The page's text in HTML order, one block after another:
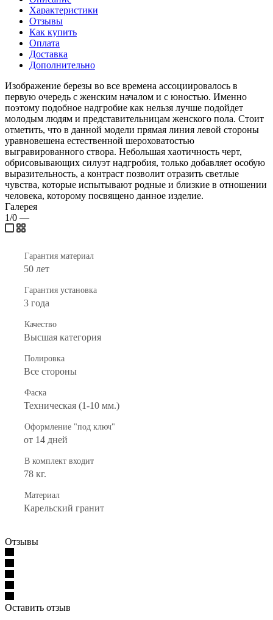
Характеристики
Отзывы
Как купить
Оплата
Доставка
Дополнительно
Изображение березы во все времена ассоциировалось в
первую очередь с женским началом и с юностью. Именно
поэтому подобное надгробие как нельзя лучше подойдет
молодым людям и представительницам женского пола. Стоит
отметить, что в данной модели прямая линия левой стороны
уравновешена естественной шероховатостью
выгравированного створа. Небольшая хаотичность черт,
обрисовывающих силуэт надгробия, только добавляет особую
выразительность, а контраст позволит отразить светлые
чувства, которые испытывают родные и близкие в отношении
человека, которому посвящено данное изделие.
Галерея
1/0 —
Гарантия материал
50 лет
Гарантия установка
3 года
Качество
Высшая категория
Полировка
Все стороны
Фаска
Техническая (1-10 мм.)
Оформление "под ключ"
от 14 дней
В комплект входит
78 кг.
Материал
Карельский гранит
Отзывы
Оставить отзыв